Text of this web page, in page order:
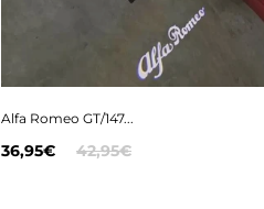
Alfa Romeo GT/147...
36,95€ 42,95€